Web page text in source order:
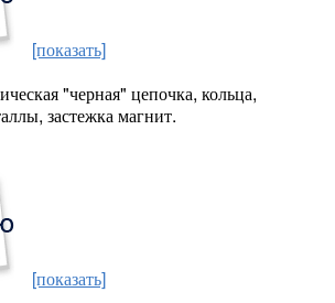
[показать]
"черная" цепочка, кольца,
застежка магнит.
[показать]